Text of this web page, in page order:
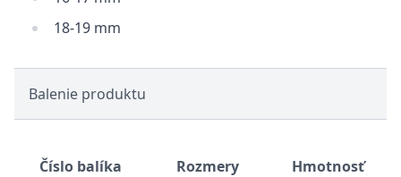
18-19 mm
Balenie produktu
Číslo balíka Rozmery
Hmotnosť